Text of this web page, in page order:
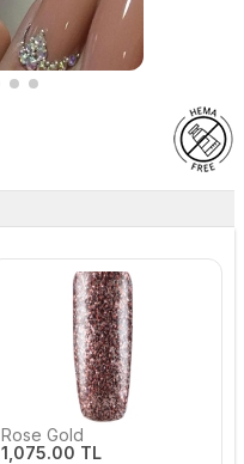
Rose Gold
1,075.00 TL